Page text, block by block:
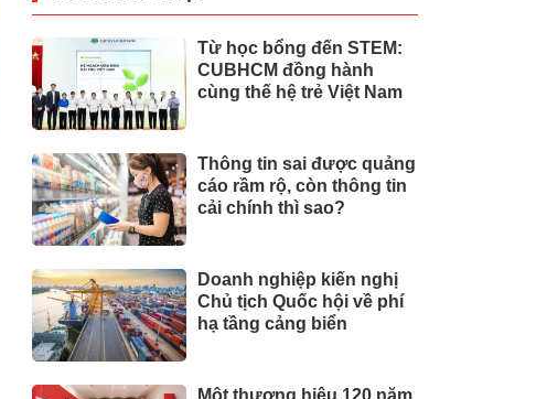
Từ học bổng đến STEM:
CUBHCM đồng hành
cùng thế hệ trẻ Việt Nam
Thông tin sai được quảng
cáo rầm rộ, còn thông tin
cải chính thì sao?
Doanh nghiệp kiến nghị
Chủ tịch Quốc hội về phí
hạ tầng cảng biển
Một thương hiệu 120 năm